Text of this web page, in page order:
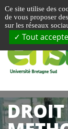
Accéder au site
Ce site utilise des
de vous proposer
sur les réseaux
Tout